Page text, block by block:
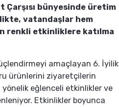
Çarşısı bünyesinde üretim
vatandaşlar hem
renkli etkinliklere katılma
amaçlayan 6. İyilik
ürünlerini ziyaretçilerin
eğlenceli etkinlikler ve
Etkinlikler boyunca